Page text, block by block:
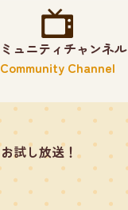
ュニティチャンネル
Community Channel
お試し放送！